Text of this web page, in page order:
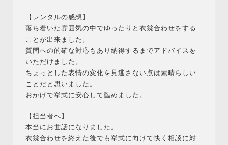
【レンタルの感想】
落ち着いた雰囲気の中でゆったりと衣裳合わせをする
ことが出来ました。
質問への的確な対応もあり納得するまでアドバイスを
いただけました。
ちょっとした表情の変化を見逃さない点は素晴らしい
ことだと思いました。
おかげで挙式に安心して臨めました。
【担当者へ】
本当にお世話になりました。
衣裳合わせを終えた後でも挙式に向けて快く相談に対